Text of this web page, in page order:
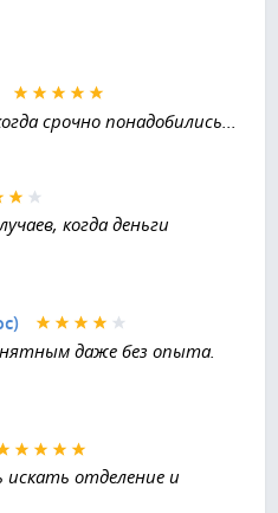
срочно понадобились...
когда деньги
даже без опыта.
отделение и